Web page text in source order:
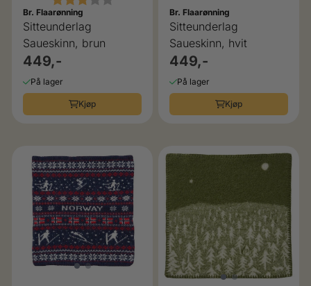
Br. Flaarønning
Sitteunderlag
Saueskinn, brun
449,-
På lager
Kjøp
Br. Flaarønning
Sitteunderlag
Saueskinn, hvit
449,-
På lager
Kjøp